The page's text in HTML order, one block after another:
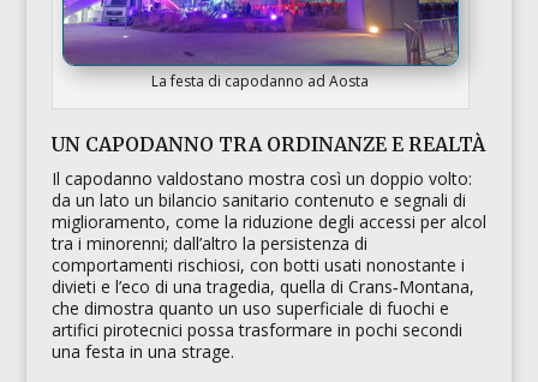
La festa di capodanno ad Aosta
UN CAPODANNO TRA ORDINANZE E REALTÀ
Il capodanno valdostano mostra così un doppio volto:
da un lato un bilancio sanitario contenuto e segnali di
miglioramento, come la riduzione degli accessi per alcol
tra i minorenni; dall’altro la persistenza di
comportamenti rischiosi, con botti usati nonostante i
divieti e l’eco di una tragedia, quella di Crans‑Montana,
che dimostra quanto un uso superficiale di fuochi e
artifici pirotecnici possa trasformare in pochi secondi
una festa in una strage.